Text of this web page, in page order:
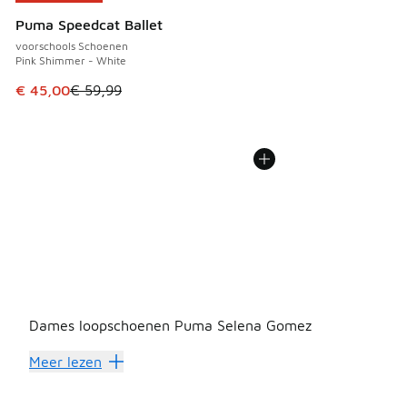
Puma Speedcat Ballet
voorschools Schoenen
Pink Shimmer - White
Dit artikel is in de uitverkoop. Dit artikel is in de
€ 45,00€ 59,99
Dames loopschoenen Puma Selena Gomez
Ontdek Foot Locker’s
Meer lezen